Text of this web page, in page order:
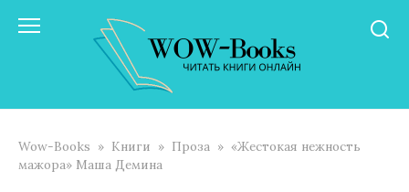
Wow-Books » Книги » Проза » «Жестокая нежность
мажора» Маша Демина